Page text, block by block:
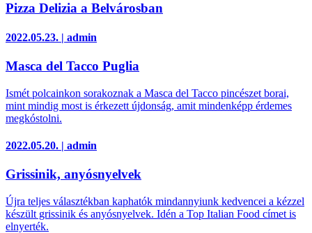
Pizza Delizia a Belvárosban
2022.05.23. | admin
Masca del Tacco Puglia
Ismét polcainkon sorakoznak a Masca del Tacco pincészet borai,
mint mindig most is érkezett újdonság, amit mindenképp érdemes
megkóstolni.
2022.05.20. | admin
Grissinik, anyósnyelvek
Újra teljes választékban kaphatók mindannyiunk kedvencei a kézzel
készült grissinik és anyósnyelvek. Idén a Top Italian Food címet is
elnyerték.